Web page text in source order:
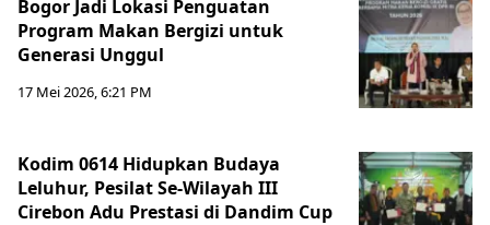
Bogor Jadi Lokasi Penguatan
Program Makan Bergizi untuk
Generasi Unggul
17 Mei 2026, 6:21 PM
Kodim 0614 Hidupkan Budaya
Leluhur, Pesilat Se-Wilayah III
Cirebon Adu Prestasi di Dandim Cup